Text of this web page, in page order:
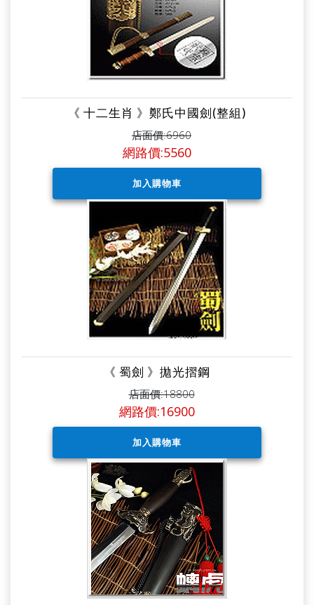
《 十二生肖 》鄭氏中國劍(整組)
店面價:6960
網路價:5560
《 蜀劍 》拋光摺鋼
店面價:18800
網路價:16900